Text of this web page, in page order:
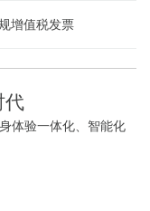
增值税发票
代
体验一体化、智能化